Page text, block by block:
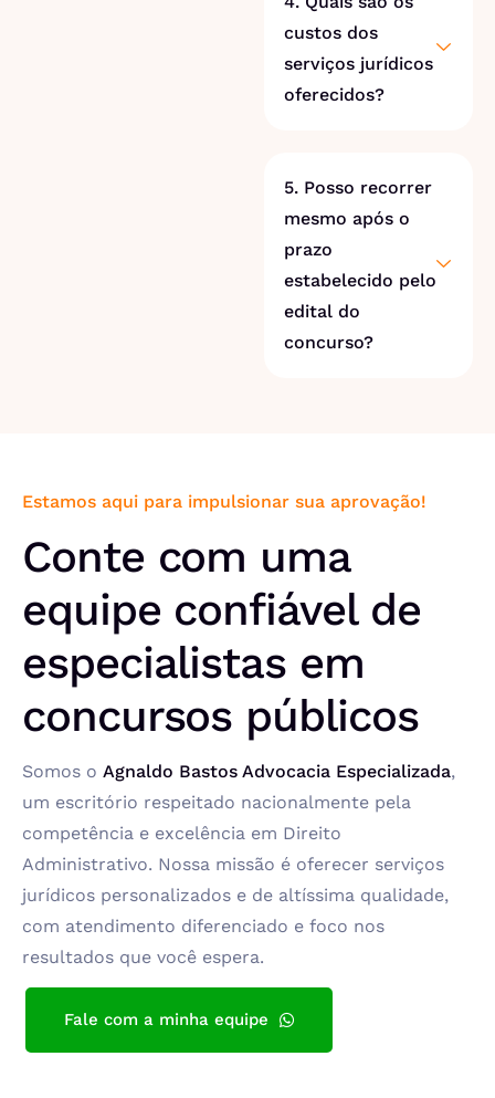
custos dos
serviços jurídicos
oferecidos?
5. Posso recorrer
mesmo após o
prazo
estabelecido pelo
edital do
concurso?
Estamos aqui para impulsionar sua aprovação!
Conte com uma
equipe confiável de
especialistas em
concursos públicos
Somos o Agnaldo Bastos Advocacia Especializada,
um escritório respeitado nacionalmente pela
competência e excelência em Direito
Administrativo. Nossa missão é oferecer serviços
jurídicos personalizados e de altíssima qualidade,
com atendimento diferenciado e foco nos
resultados que você espera.
Fale com a minha equipe